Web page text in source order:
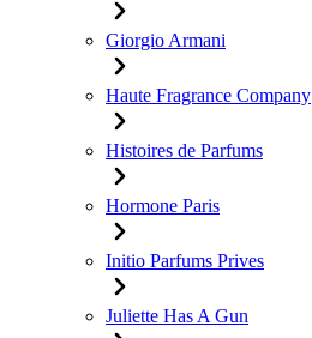
Giorgio Armani
Haute Fragrance Company
Histoires de Parfums
Hormone Paris
Initio Parfums Prives
Juliette Has A Gun